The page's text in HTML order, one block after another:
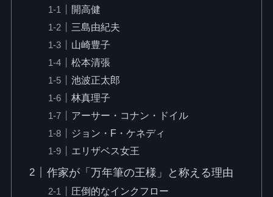
開高健
三島由紀夫
山崎豊子
松本清張
池波正太郎
林真理子
アーサー・コナン・ドイル
ジョン・F・ケネディ
エリザベス女王
作家が「万年筆の王様」と称える理由
圧倒的なインクフロー